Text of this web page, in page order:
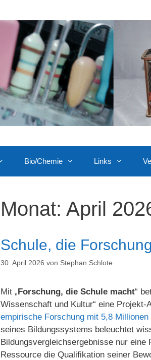
Bio/Chemie Links
Monat: April
Schule, die
30. April 2026 von Stephan Schlote
Mit „Forschung, die Schule macht“
Wissenschaft und Kultur“ eine Projekt-
empirische Forschung mit 5,8 Millionen
seines Bildungssystems beleuchtet
Bildungsvergleichsergebnisse nur
Ressource die Qualifikation seiner